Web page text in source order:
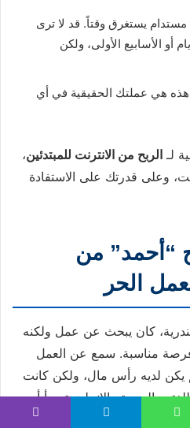
يستغرق وقتاً. قد لا ترى
أو الأسابيع الأولى، ولكن
هذه هي عملتك الحقيقية في أي
لـ الربح من الانترنت للمبتدئين،
وعلى قدرتك على الاستفادة
“أحمد” من
الحر
كان يبحث عن عمل ولكنه
مناسبة. سمع عن العمل
لديه رأس مال، ولكن كانت
العربية والإنجليزية. بدأ أحمد
كتابة المحتوى المتوافق مع